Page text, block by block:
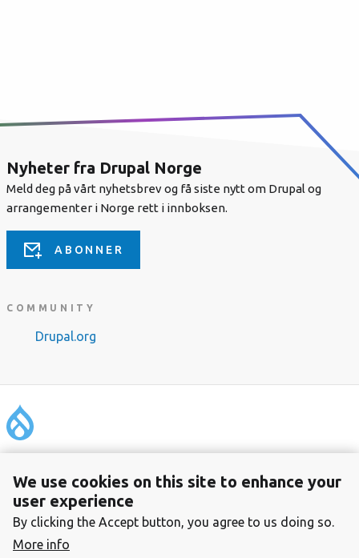
Nyheter fra Drupal Norge
Meld deg på vårt nyhetsbrev og få siste nytt om Drupal og
arrangementer i Norge rett i innboksen.
ABONNER
COMMUNITY
Drupal.org
Personvern
Kontakt
Foreningen Drupal Norge
We use cookies on this site to enhance your
user experience
By clicking the Accept button, you agree to us doing so.
More info